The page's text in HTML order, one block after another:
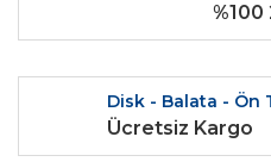
%100
Disk - Balata - Ön
Ücretsiz Kargo